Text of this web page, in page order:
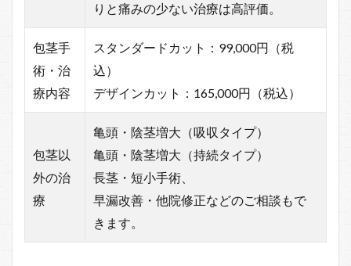
りと痛みの少ない治療は高評価。
包茎手
術・治
療内容
スタンダードカット：99,000円（税
込）
デザインカット：165,000円（税込）
包茎以
外の治
療
亀頭・陰茎増大（吸収タイプ）
亀頭・陰茎増大（持続タイプ）
長茎・短小手術、
早漏改善・他院修正などのご相談もで
きます。